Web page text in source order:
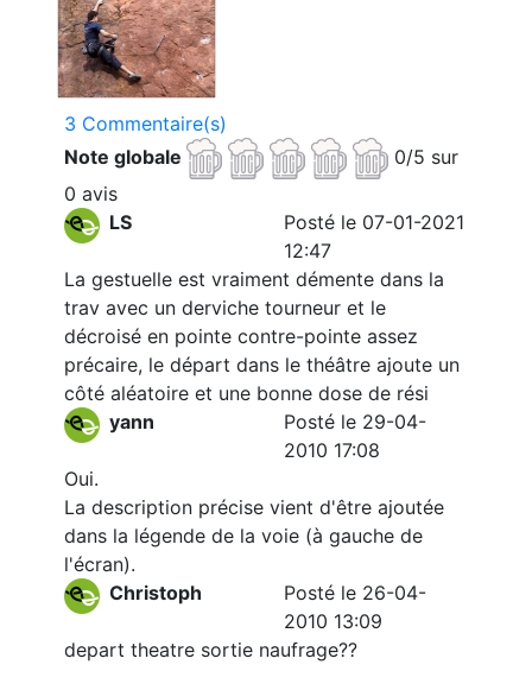
3 Commentaire(s)
Note globale
0/5 sur
0 avis
LS
Posté le 07-01-2021
12:47
La gestuelle est vraiment démente dans la
trav avec un derviche tourneur et le
décroisé en pointe contre-pointe assez
précaire, le départ dans le théâtre ajoute un
côté aléatoire et une bonne dose de rési
yann
Posté le 29-04-
2010 17:08
Oui.
La description précise vient d'être ajoutée
dans la légende de la voie (à gauche de
l'écran).
Christoph
Posté le 26-04-
2010 13:09
depart theatre sortie naufrage??